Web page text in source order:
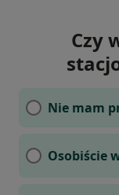
Czy
Nie mam
Osobiście